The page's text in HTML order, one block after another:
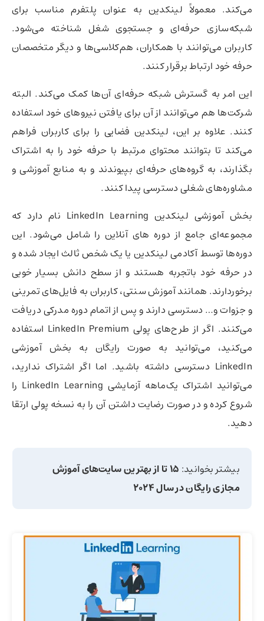
می‌کند. معمولاً لینکدین به عنوان پلتفرم مناسب برای
شبکه‌سازی حرفه‌ای و جستجوی شغل شناخته می‌شود.
کاربران می‌توانند با همکاران، هم‌کلاسی‌ها و دیگر متخصصان
حرفه خود ارتباط برقرار کنند.
این امر به گسترش شبکه حرفه‌ای آن‌ها کمک می‌کند. البته
شرکت‌ها هم می‌توانند از آن برای یافتن نیروهای خود استفاده
کنند. علاوه بر این، لینکدین فضایی را برای کاربران فراهم
می‌کند تا بتوانند محتوای مرتبط با حرفه خود را به اشتراک
بگذارند، به گروه‌های حرفه‌ای بپیوندند و به منابع آموزشی و
مشاوره‌های شغلی دسترسی پیدا کنند.
بخش آموزشی لینکدین LinkedIn Learning نام دارد که
مجموعه‌ای جامع از دوره های آنلاین را شامل می‌شود. این
دوره‌ها توسط آکادمی لینکدین یا یک شخص ثالث ایجاد شده و
در حرفه خود باتجربه هستند و از سطح دانش بسیار خوبی
برخوردارند. همانند آموزش سنتی، کاربران به فایل‌های تمرینی
و جزوات و… دسترسی دارند و پس از اتمام دوره مدرکی دریافت
می‌کنند. اگر از طرح‌های پولی LinkedIn Premium استفاده
می‌کنید، می‌توانید به صورت رایگان به بخش آموزشی
LinkedIn دسترسی داشته باشید. اما اگر اشتراک ندارید،
می‌توانید اشتراک یک‌ماهه آزمایشی LinkedIn Learning را
شروع کرده و در صورت رضایت داشتن آن را به نسخه پولی ارتقا
دهید.
بیشتر بخوانید:
15 تا از بهترین سایت‌های آموزش
مجازی رایگان در سال 2024